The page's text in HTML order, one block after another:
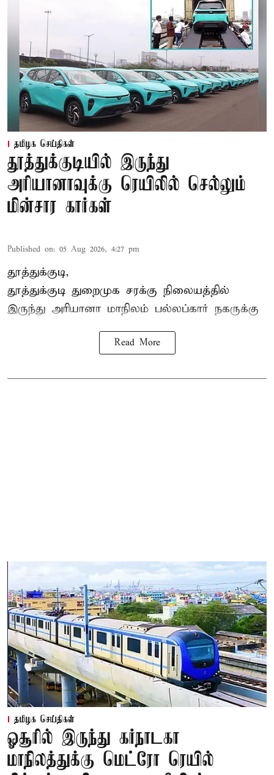
தமிழக செய்திகள்
தூத்துக்குடியில் இருந்து
அரியானாவுக்கு ரெயிலில் செல்லும்
மின்சார கார்கள்
Published on: 05 Aug 2026, 4:27 pm
தூத்துக்குடி,
தூத்துக்குடி துறைமுக சரக்கு நிலையத்தில்
இருந்து அரியானா மாநிலம் பல்லப்கார் நகருக்கு
Read More
தமிழக செய்திகள்
ஓசூரில் இருந்து கர்நாடகா
மாநிலத்துக்கு மெட்ரோ ரெயில்